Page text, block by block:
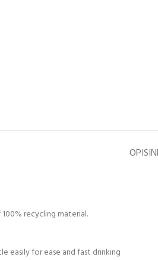
OPIS
recycling material.
easily for ease and fast drinking